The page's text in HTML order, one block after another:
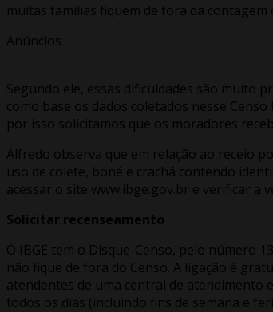
muitas famílias fiquem de fora da contagem
Anúncios
Segundo ele, essas dificuldades são muito
como base os dados coletados nesse
por isso solicitamos que os moradores
Alfredo observa que em relação ao receio
uso de colete, boné e crachá contendo
acessar o site www.ibge.gov.br e verificar a
Solicitar recenseamento
O IBGE tem o Disque-Censo, pelo número
não fique de fora do Censo. A ligação é
atendentes de uma central de atendimento
todos os dias (incluindo fins de semana e